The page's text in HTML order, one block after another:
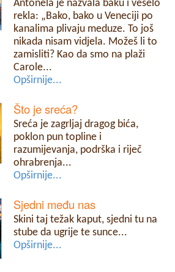
Antonela je nazvala baku i veselo
rekla: „Bako, bako u Veneciji po
kanalima plivaju meduze. To još
nikada nisam vidjela. Možeš li to
zamisliti? Kao da smo na plaži
Carole...
Opširnije...
Što je sreća?
Sreća je zagrljaj dragog bića,
poklon pun topline i
razumijevanja, podrška i riječ
ohrabrenja...
Opširnije...
Sjedni među nas
Skini taj težak kaput, sjedni tu na
stube da ugrije te sunce...
Opširnije...